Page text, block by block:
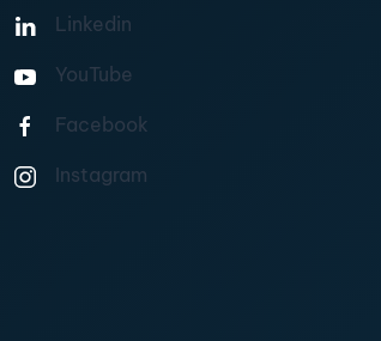
Linkedin
YouTube
Facebook
Instagram